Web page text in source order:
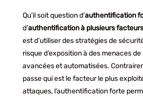
Qu’il soit question d’authentification
d’authentification à plusieurs
est d’utiliser des stratégies de
risque d’exposition à des menaces de
avancées et automatisées.
passe qui est le facteur le plus
attaques, l’authentification forte